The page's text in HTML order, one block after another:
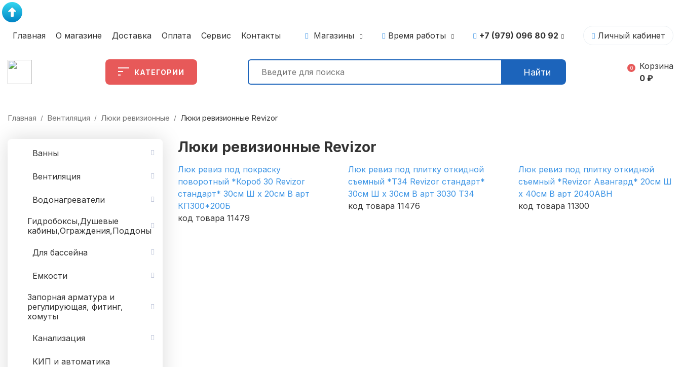
Главная О магазине Доставка Оплата Сервис Контакты Магазины Время работы +7 (979) 096 80 92 Личный кабинет
КАТЕГОРИИ Найти 0
Корзина
0 ₽
Главная / Вентиляция / Люки ревизионные / Люки ревизионные Revizor
Ванны
Вентиляция
Водонагреватели
Гидробоксы,Душевые
кабины,Ограждения,Поддоны
Для бассейна
Емкости
Запорная арматура и
регулирующая, фитинг,
хомуты
Канализация
КИП и автоматика
Люки ревизионные Revizor
Люк ревиз под покраску
поворотный *Короб 30 Revizor
стандарт* 30см Ш х 20см В арт
КП300*200Б
код товара 11479
Люк ревиз под плитку откидной
съемный *Т34 Revizor стандарт*
30см Ш х 30см В арт 3030 Т34
код товара 11476
Люк ревиз под плитку откидной
съемный *Revizor Авангард* 20см Ш
х 40см В арт 2040АВН
код товара 11300